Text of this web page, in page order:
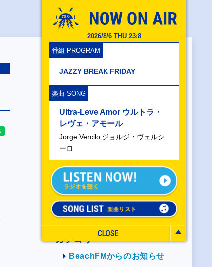
2026/8/6 THU 23:8
番組 PROGRAM
JAZZY BREAK FRIDAY
楽曲 SONG
Ultra-Leve Amor ウルトラ・
レヴェ・アモール
Jorge Vercilo ジョルジ・ヴェルシ
ーロ
カテゴリー
BeachFMからのお知らせ